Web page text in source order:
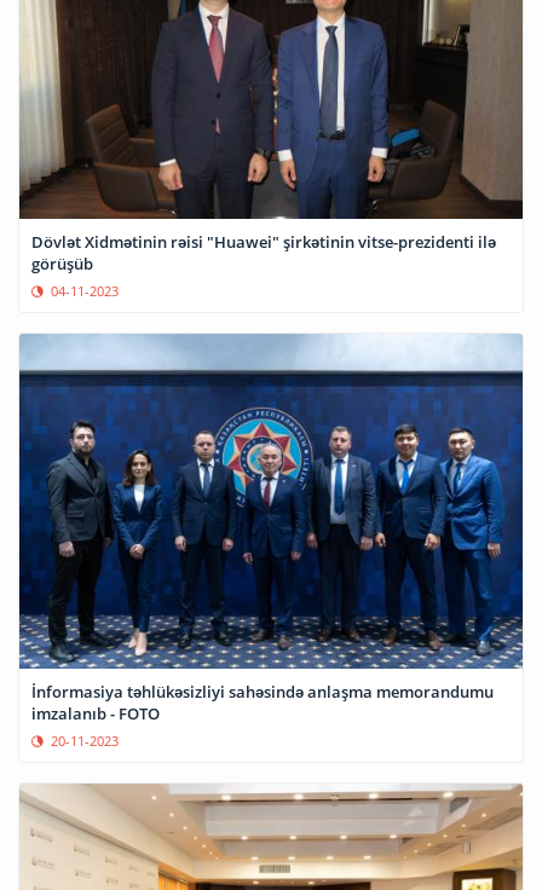
Dövlət Xidmətinin rəisi "Huawei" şirkətinin vitse-prezidenti ilə
görüşüb
04-11-2023
İnformasiya təhlükəsizliyi sahəsində anlaşma memorandumu
imzalanıb - FOTO
20-11-2023